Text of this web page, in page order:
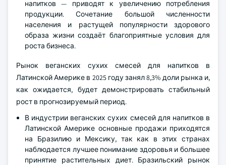
напитков — приводят к увеличению потребления
продукции. Сочетание большой численности
населения и растущей популярности здорового
образа жизни создаёт благоприятные условия для
роста бизнеса.
Рынок веганских сухих смесей для напитков в
Латинской Америке в 2025 году занял 8,3% доли рынка и,
как ожидается, будет демонстрировать стабильный
рост в прогнозируемый период.
В индустрии веганских сухих смесей для напитков в
Латинской Америке основные продажи приходятся
на Бразилию и Мексику, так как в этих странах
наблюдается лучшее понимание здоровья и большее
принятие растительных диет. Бразильский рынок